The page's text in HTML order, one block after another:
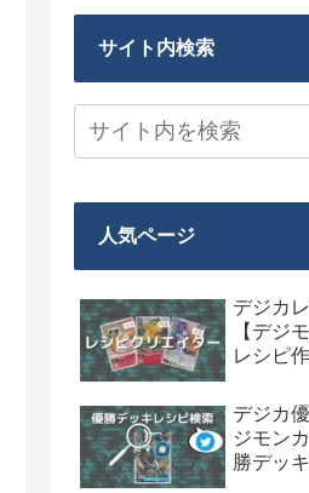
サイト内検索
人気ページ
デジカ
【デジ
レシピ
デジカ
ジモン
勝デッ